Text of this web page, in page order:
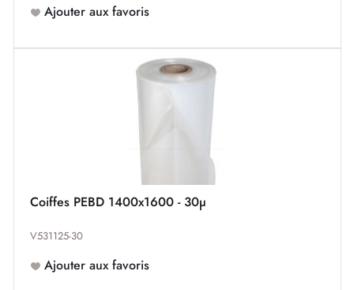
Ajouter aux favoris
Coiffes PEBD 1400x1600 - 30µ
V531125-30
Ajouter aux favoris